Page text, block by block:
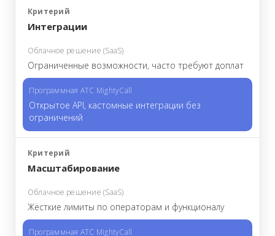
Интеграции
Ограниченные возможности, часто требуют доплат
Открытое API, кастомные интеграции без
ограничений
Масштабирование
Жёсткие лимиты по операторам и функционалу